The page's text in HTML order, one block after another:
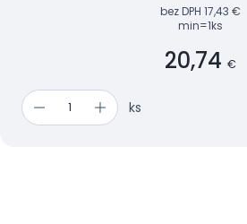
bez DPH 17,43 €
min=1ks
20,74 €
ks